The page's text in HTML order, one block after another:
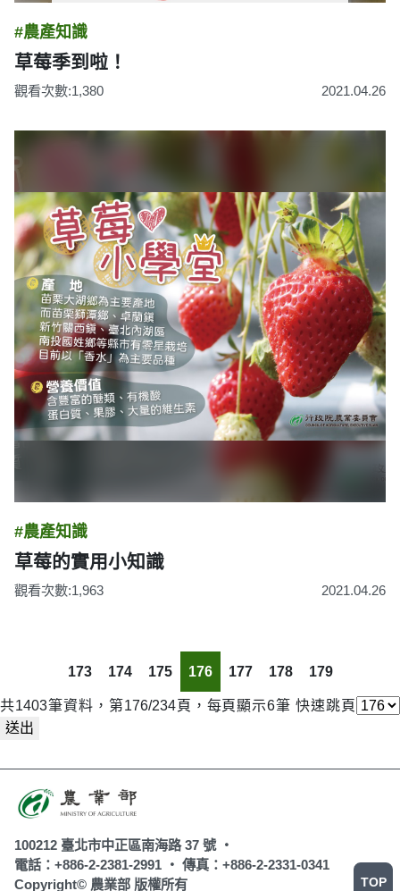
#農產知識
草莓季到啦！
觀看次數:1,380 2021.04.26
#農產知識
草莓的實用小知識
觀看次數:1,963 2021.04.26
173 174 175 176 177 178 179
共1403筆資料，第176/234頁，每頁顯示6筆 快速跳頁
送出
100212 臺北市中正區南海路 37 號 ‧
電話：+886-2-2381-2991 ‧ 傳真：+886-2-2331-0341
Copyright© 農業部 版權所有
TOP